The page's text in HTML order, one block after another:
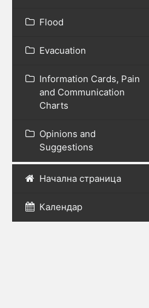
Flood
Evacuation
Information Cards, Pain
and Communication
Charts
Opinions and
Suggestions
Начална страница
Календар